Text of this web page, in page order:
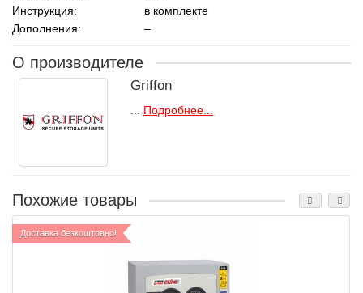
Инструкция:
в комплекте
Дополнения:
–
О производителе
Griffon
Подробнее...
Похожие товары
Доставка безкоштовно!